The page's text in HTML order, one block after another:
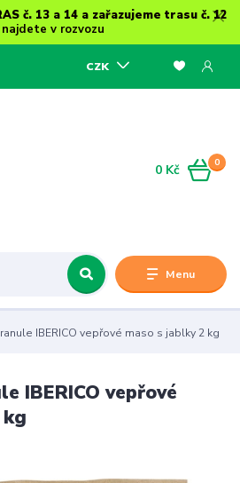
č. 13 a 14 a zařazujeme trasu č. 12
najdete v rozvozu
Menu
CZK
0
0 Kč
IBERICO vepřové maso s jablky 2 kg
IBERICO vepřové